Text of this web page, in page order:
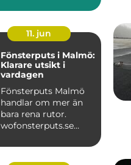
tid...
11. jun
Fönsterputs i Malmö:
Klarare utsikt i
vardagen
Fönsterputs Malmö
handlar om mer än
bara rena rutor.
wofonsterputs.se